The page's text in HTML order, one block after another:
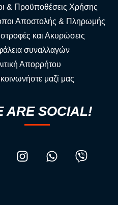
& Προϋποθέσεις Χρήσης
Αποστολής & Πληρωμής
και Ακυρώσεις
συναλλαγών
Απορρήτου
μαζί μας
ARE SOCIAL!